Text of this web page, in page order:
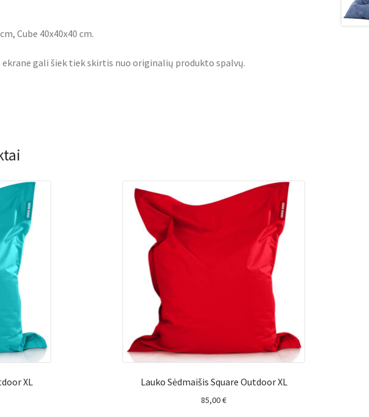
Cube 40x40x40 cm.
gali šiek tiek skirtis nuo originalių produkto spalvų.
XL Lauko Sėdmaišis Square Outdoor XL
85,00€